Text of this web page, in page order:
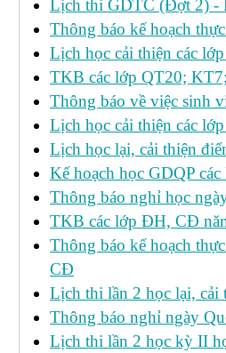
Lịch thi GDTC (Đợt 2) -
Thông báo kế hoạch
Lịch học cải thiện các
TKB các lớp QT20;
Thông báo về việc sinh
Lịch học cải thiện các
Lịch học lại, cải thiện
Kế hoạch học GDQP
Thông báo nghỉ học
TKB các lớp ĐH, CĐ
Thông báo kế hoạch
CĐ
Lịch thi lần 2 học lại, cải
Thông báo nghỉ ngày
Lịch thi lần 2 học kỳ II